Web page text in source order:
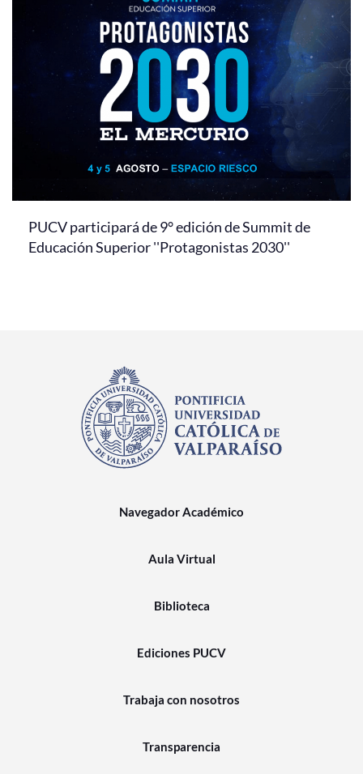
PUCV participará de 9° edición de Summit de
Educación Superior ''Protagonistas 2030''
Navegador Académico
Aula Virtual
Biblioteca
Ediciones PUCV
Trabaja con nosotros
Transparencia